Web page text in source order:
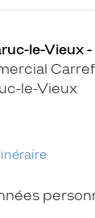
le-Vieux
le-Vieux